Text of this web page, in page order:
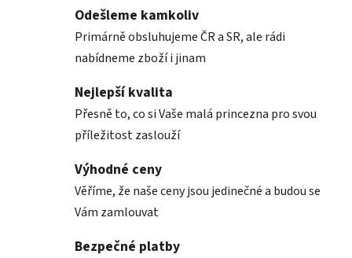
Odešleme kamkoliv
Primárně obsluhujeme ČR a SR, ale rádi
nabídneme zboží i jinam
Nejlepší kvalita
Přesně to, co si Vaše malá princezna pro svou
příležitost zaslouží
Výhodné ceny
Věříme, že naše ceny jsou jedinečné a budou se
Vám zamlouvat
Bezpečné platby